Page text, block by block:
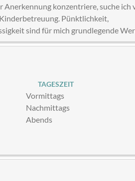
konzentriere, suche ich
Pünktlichkeit,
sind für mich grundlegende
TAGESZEIT
Vormittags
Nachmittags
Abends